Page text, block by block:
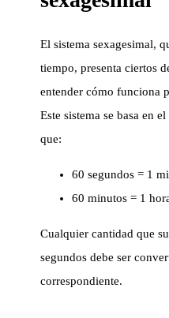
El sistema sexagesimal,
tiempo, presenta ciertos
entender cómo funciona
Este sistema se basa en
que:
60 segundos = 1
60 minutos = 1
Cualquier cantidad que
segundos debe ser
correspondiente.